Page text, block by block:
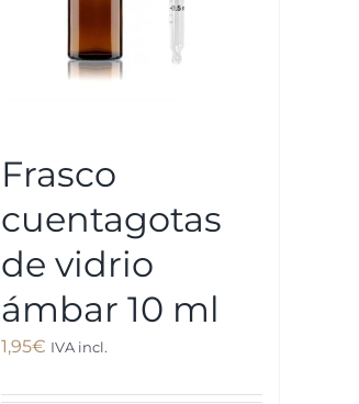
Frasco
cuentagotas
de vidrio
ámbar 10 ml
1,95€ IVA incl.